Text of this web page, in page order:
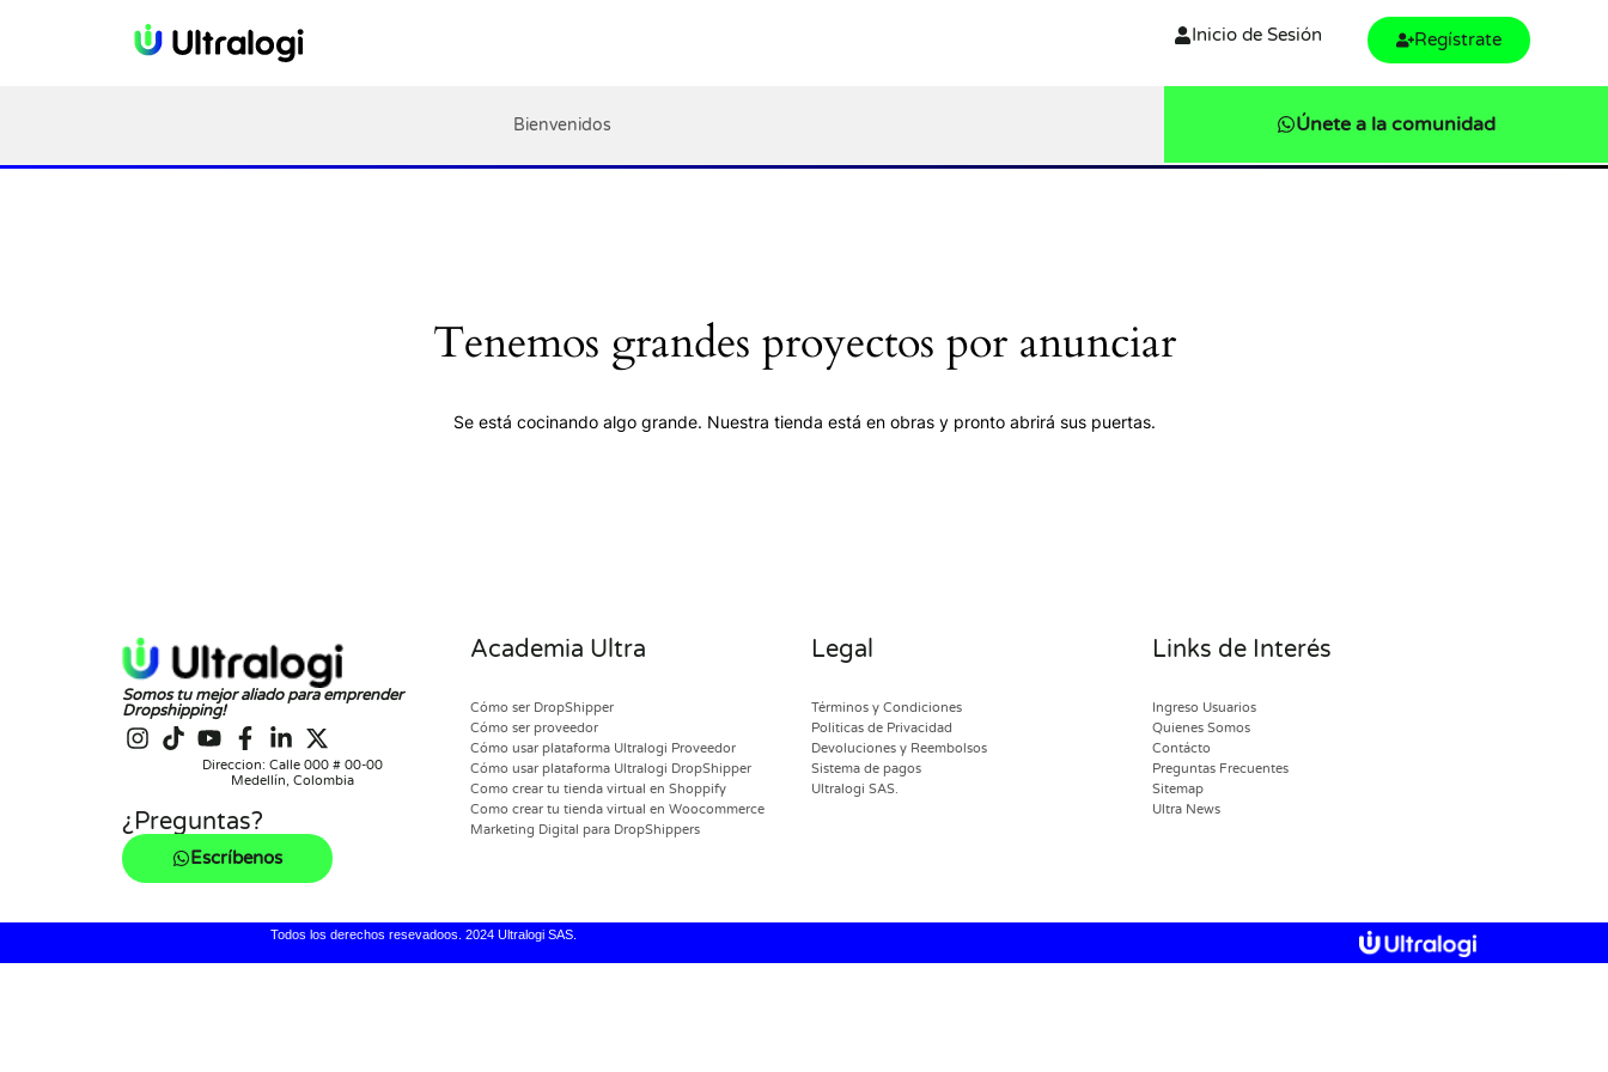
Inicio de Sesión Regístrate
Bienvenidos Únete a la comunidad
Tenemos grandes proyectos por anunciar
Se está cocinando algo grande. Nuestra tienda está en obras y pronto abrirá sus puertas.
Somos tu mejor aliado para emprender
Dropshipping!
Direccion: Calle 000 # 00-00
Medellín, Colombia
¿Preguntas?
Escríbenos
Academia Ultra
Cómo ser DropShipper
Cómo ser proveedor
Cómo usar plataforma Ultralogi Proveedor
Cómo usar plataforma Ultralogi DropShipper
Como crear tu tienda virtual en Shoppify
Como crear tu tienda virtual en Woocommerce
Marketing Digital para DropShippers
Legal
Términos y Condiciones
Politicas de Privacidad
Devoluciones y Reembolsos
Sistema de pagos
Ultralogi SAS.
Links de Interés
Ingreso Usuarios
Quienes Somos
Contácto
Preguntas Frecuentes
Sitemap
Ultra News
Todos los derechos resevadoos. 2024 Ultralogi SAS.